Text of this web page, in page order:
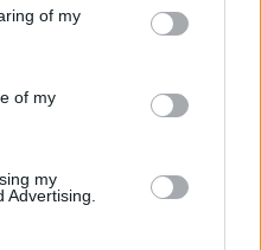
You may click to
and its third-party tags to
purposes in below Google
of my
of my
my
Advertising.
van.”
tiszta vizet öntött a